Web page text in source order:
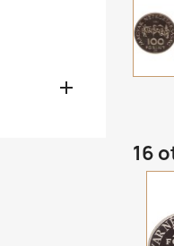

16